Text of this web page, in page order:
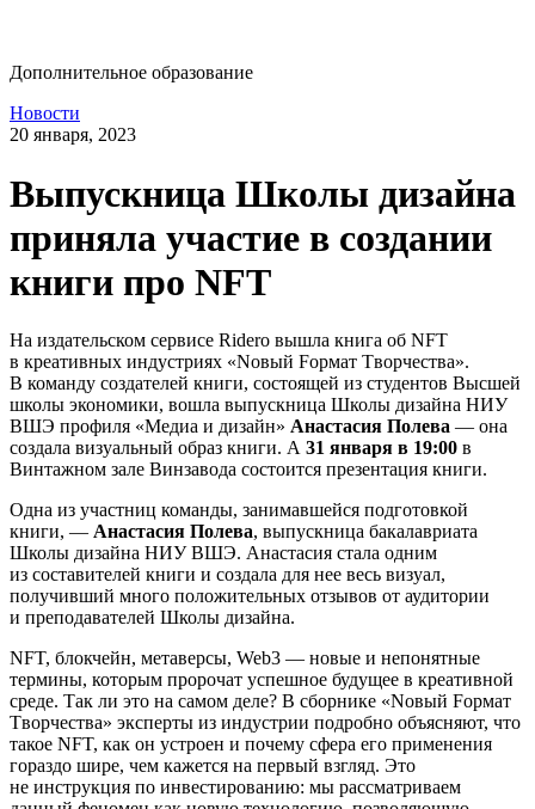
Дополнительное образование
Новости
20 января, 2023
Выпускница Школы дизайна
приняла участие в создании
книги про NFT
На издательском сервисе Ridero вышла книга об NFT
в креативных индустриях «Nовый Fормат Tворчества».
В команду создателей книги, состоящей из студентов Высшей
школы экономики, вошла выпускница Школы дизайна НИУ
ВШЭ профиля «Медиа и дизайн» Анастасия Полева — она
создала визуальный образ книги. А 31 января в 19:00 в
Винтажном зале Винзавода состоится презентация книги.
Одна из участниц команды, занимавшейся подготовкой
книги, — Анастасия Полева, выпускница бакалавриата
Школы дизайна НИУ ВШЭ. Анастасия стала одним
из составителей книги и создала для нее весь визуал,
получивший много положительных отзывов от аудитории
и преподавателей Школы дизайна.
NFT, блокчейн, метаверсы, Web3 — новые и непонятные
термины, которым пророчат успешное будущее в креативной
среде. Так ли это на самом деле? В сборнике «Nовый Fормат
Tворчества» эксперты из индустрии подробно объясняют, что
такое NFT, как он устроен и почему сфера его применения
гораздо шире, чем кажется на первый взгляд. Это
не инструкция по инвестированию: мы рассматриваем